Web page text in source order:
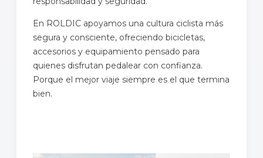
En ROLDIC apoyamos una cultura ciclista más
segura y consciente, ofreciendo bicicletas,
accesorios y equipamiento pensado para
quienes disfrutan pedalear con confianza.
Porque el mejor viaje siempre es el que termina
bien.